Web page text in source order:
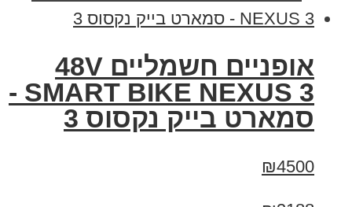
אופניים חשמליים 48V
SMART BIKE NEXUS 3 -
סמארט בייק נקסוס 3
₪4500